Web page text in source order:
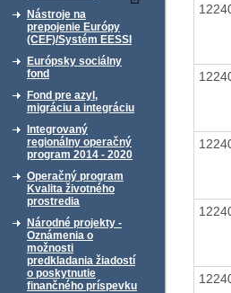
Nástroje na
prepojenie Európy
(CEF)/Systém EESSI
Európsky sociálny
fond
Fond pre azyl,
migráciu a integráciu
Integrovaný
regionálny operačný
program 2014 - 2020
Operačný program
Kvalita životného
prostredia
Národné projekty -
Oznámenia o
možnosti
predkladania žiadostí
o poskytnutie
finančného príspevku